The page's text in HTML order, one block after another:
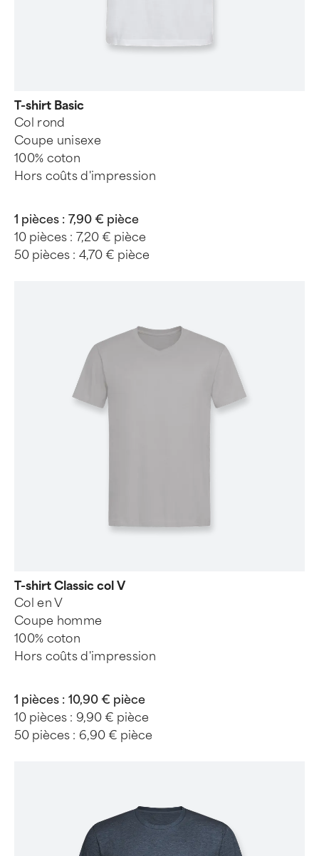
T-shirt Basic
Col rond
Coupe unisexe
100% coton
Hors coûts d'impression
1 pièces : 7,90 € pièce
10 pièces : 7,20 € pièce
50 pièces : 4,70 € pièce
T-shirt Classic col V
Col en V
Coupe homme
100% coton
Hors coûts d'impression
1 pièces : 10,90 € pièce
10 pièces : 9,90 € pièce
50 pièces : 6,90 € pièce